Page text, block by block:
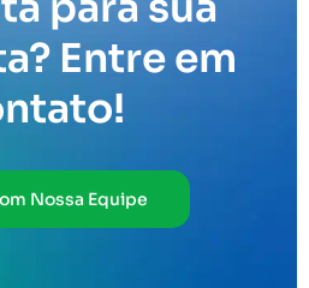
Entre em
Nossa Equipe